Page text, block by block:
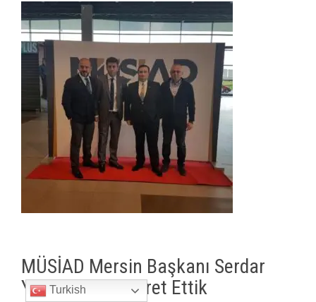
MÜSİAD Mersin Başkanı Serdar
Yıldızgöreri Ziyaret Ettik
Turkish